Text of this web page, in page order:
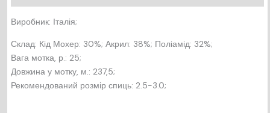
Виробник: Італія;
Склад: Кід Мохер: 30%; Акрил: 38%; Поліамід: 32%;
Вага мотка, р.: 25;
Довжина у мотку, м.: 237,5;
Рекомендований розмір спиць: 2.5-3.0;